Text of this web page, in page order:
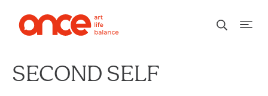
SECOND SELF